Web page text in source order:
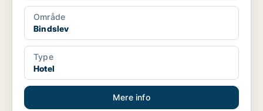
Område
Bindslev
Type
Hotel
Mere info